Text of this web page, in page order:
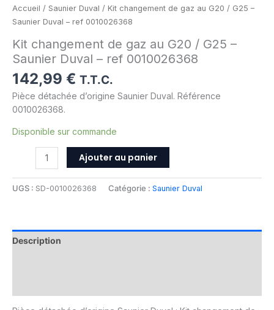
Accueil / Saunier Duval / Kit changement de gaz au G20 / G25 –
Saunier Duval – ref 0010026368
Kit changement de gaz au G20 / G25 –
Saunier Duval – ref 0010026368
142,99 € T.T.C.
Pièce détachée d’origine Saunier Duval. Référence
0010026368.
Disponible sur commande
ref
0010026368
Ajouter au panier
UGS : SD-0010026368 Catégorie : Saunier Duval
Description